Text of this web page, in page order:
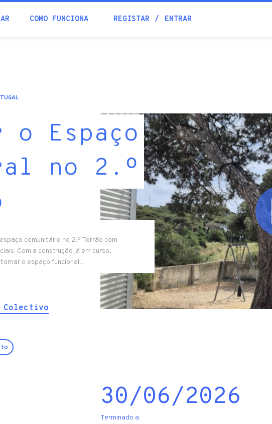
COMO FUNCIONA REGISTAR ENTRAR
Espaço
no 2.º
comunitário no 2.º Torrão com
Com a construção já em curso,
o espaço funcional...
Colectivo
30/06/2026
Terminado a